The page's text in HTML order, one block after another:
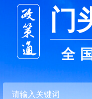
门
全